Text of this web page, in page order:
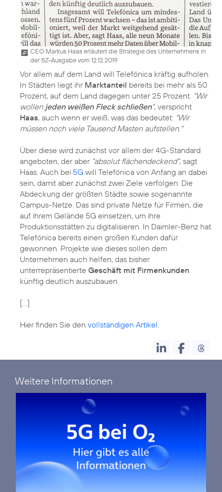
CEO Markus Haas erläutert die Strategie des Unternehmens in
der SZ-Ausgabe vom 12.12.2019
Vor allem auf dem Land will Telefónica kräftig aufholen.
In Städten liegt ihr Marktanteil bereits bei mehr als 50
Prozent, auf dem Land dagegen unter 25 Prozent. "Wir
wollen jeden weißen Fleck schließen", verspricht
Haas, auch wenn er weiß, was das bedeutet: "Wir
müssen noch viele Tausend Masten aufstellen."
Über diese wird zunächst vor allem der 4G-Standard
angeboten, der aber "absolut flächendeckend", sagt
Haas. Auch bei 5G will Telefónica von Anfang an dabei
sein, damit aber zunächst zwei Ziele verfolgen: Die
Abdeckung der größten Städte sowie sogenannte
Campus-Netze. Das sind private Netze für Firmen, die
auf ihrem Gelände 5G einsetzen, um ihre
Produktionsstätten zu digitalisieren. In Daimler-Benz hat
Telefónica bereits einen großen Kunden dafür
gewonnen. Projekte wie dieses sollen dem
Unternehmen auch helfen, das bisher
unterrepräsentierte Geschäft mit Firmenkunden
künftig deutlich auszubauen.
[...]
Hier finden Sie den vollständigen Artikel.
Weitere Informationen